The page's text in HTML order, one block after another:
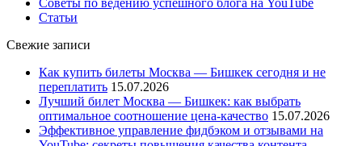
Советы по ведению успешного блога на YouTube
Статьи
Свежие записи
Как купить билеты Москва — Бишкек сегодня и не
переплатить 15.07.2026
Лучший билет Москва — Бишкек: как выбрать
оптимальное соотношение цена-качество 15.07.2026
Эффективное управление фидбэком и отзывами на